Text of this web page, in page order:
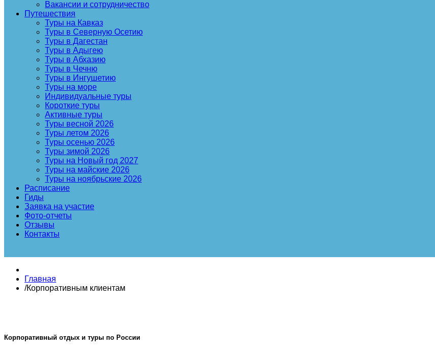
Вакансии и сотрудничество
Путешествия
Туры на Кавказ
Туры в Северную Осетию
Туры в Дагестан
Туры в Адыгею
Туры в Абхазию
Туры в Чечню
Туры в Ингушетию
Туры на море
Индивидуальные туры
Короткие туры
Активные туры
Туры весной 2026
Туры летом 2026
Туры осенью 2026
Туры зимой 2026
Туры на Новый год 2027
Туры на майские 2026
Туры на ноябрьские 2026
Расписание
Гиды
Заявка на участие
Фото-отчеты
Отзывы
Контакты
Главная
/Корпоративным клиентам
Корпоративный отдых и туры по России